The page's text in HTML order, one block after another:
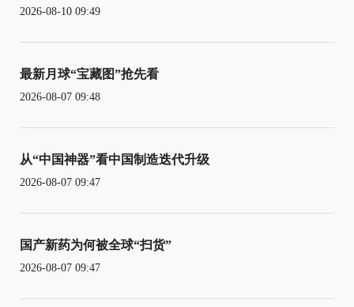
2026-08-10 09:49
最新月球“宝藏图”抢先看
2026-08-07 09:48
从“中国神器”看中国制造迭代升级
2026-08-07 09:47
国产新药为何被全球“扫货”
2026-08-07 09:47